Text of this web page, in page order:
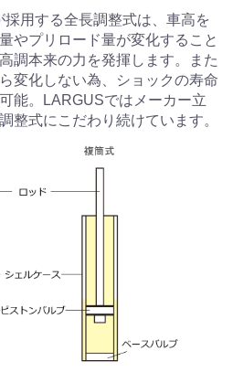
採用する全長調整式は、車高を
やプリロード量が変化すること
調本来の力を発揮します。また
変化しない為、ショックの寿命
能。LARGUSではメーカー立
整式にこだわり続けています。